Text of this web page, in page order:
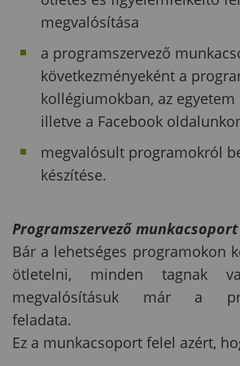
megvalósítása
a programszervező
következményeként a
kollégiumokban, az
illetve a Facebook
megvalósult programokról
készítése.
Programszervező munkacsoport
Bár a lehetséges programokon
ötletelni, minden tagnak
megvalósításuk már a
feladata.
Ez a munkacsoport felel azért,